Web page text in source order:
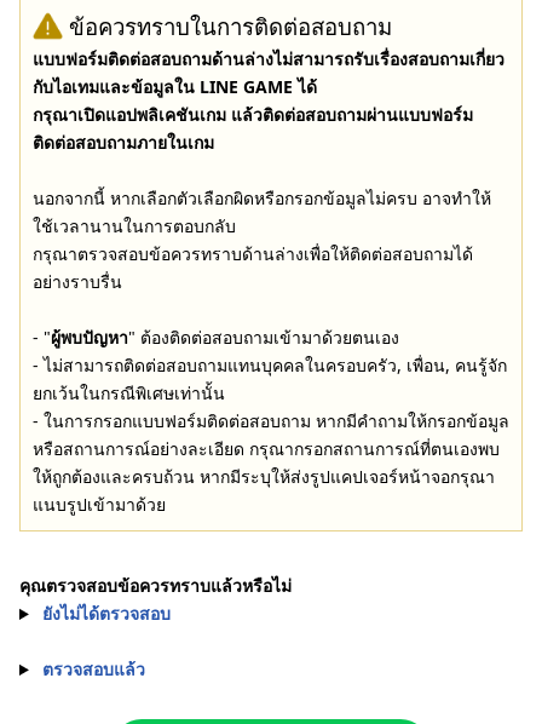
ข้อควรทราบในการติดต่อสอบถาม
แบบฟอร์มติดต่อสอบถามด้านล่างไม่สามารถรับเรื่องสอบถามเกี่ยว
กับไอเทมและข้อมูลใน LINE GAME ได้
กรุณาเปิดแอปพลิเคชันเกม แล้วติดต่อสอบถามผ่านแบบฟอร์ม
ติดต่อสอบถามภายในเกม
นอกจากนี้ หากเลือกตัวเลือกผิดหรือกรอกข้อมูลไม่ครบ อาจทำให้
ใช้เวลานานในการตอบกลับ
กรุณาตรวจสอบข้อควรทราบด้านล่างเพื่อให้ติดต่อสอบถามได้
อย่างราบรื่น
- "ผู้พบปัญหา" ต้องติดต่อสอบถามเข้ามาด้วยตนเอง
- ไม่สามารถติดต่อสอบถามแทนบุคคลในครอบครัว, เพื่อน, คนรู้จัก
ยกเว้นในกรณีพิเศษเท่านั้น
- ในการกรอกแบบฟอร์มติดต่อสอบถาม หากมีคำถามให้กรอกข้อมูล
หรือสถานการณ์อย่างละเอียด กรุณากรอกสถานการณ์ที่ตนเองพบ
ให้ถูกต้องและครบถ้วน หากมีระบุให้ส่งรูปแคปเจอร์หน้าจอกรุณา
แนบรูปเข้ามาด้วย
คุณตรวจสอบข้อควรทราบแล้วหรือไม่
ยังไม่ได้ตรวจสอบ
ตรวจสอบแล้ว